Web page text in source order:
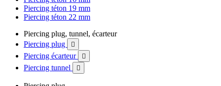
Piercing téton 19 mm
Piercing téton 22 mm
Piercing plug, tunnel, écarteur
Piercing plug

Piercing écarteur 
Piercing tunnel 